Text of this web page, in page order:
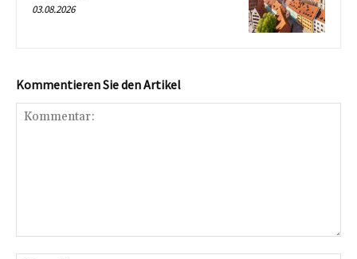
03.08.2026
Kommentieren Sie den Artikel